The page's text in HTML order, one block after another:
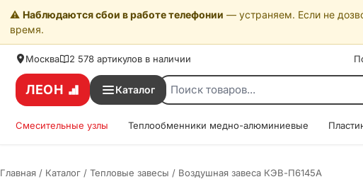
⚠️ Наблюдаются сбои в работе телефонии — устраняем. Если не
время.
Москва 2 578 артикулов в наличии
ЛЕОН Каталог
Смесительные узлы Теплообменники медно-алюминиевые
Главная / Каталог / Тепловые завесы / Воздушная завеса КЭВ-П6145A